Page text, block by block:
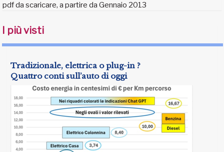
pdf da scaricare, a partire da Gennaio 2013
I più visti
Tradizionale, elettrica o plug-in ?
Quattro conti sull’auto di oggi